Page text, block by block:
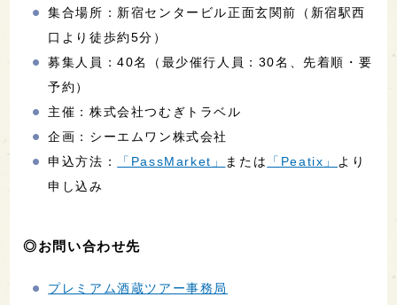
集合場所：新宿センタービル正面玄関前（新宿駅西
口より徒歩約5分）
募集人員：40名（最少催行人員：30名、先着順・要
予約）
主催：株式会社つむぎトラベル
企画：シーエムワン株式会社
申込方法：
「PassMarket」 または 「Peatix」 より
申し込み
◎お問い合わせ先
プレミアム酒蔵ツアー事務局